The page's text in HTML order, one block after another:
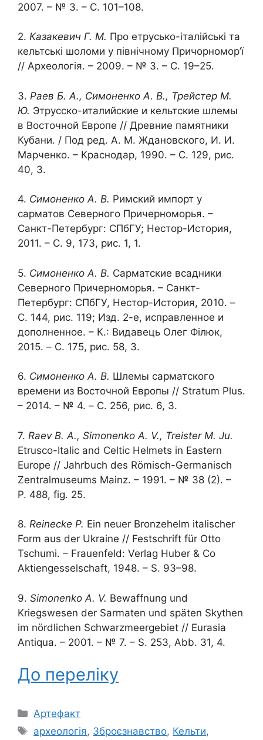
2007. – № 3. – С. 101–108.
2. Казакевич Г. М. Про етрусько-італійські та
кельтські шоломи у північному Причорномор’ї
// Археологія. – 2009. – № 3. – С. 19–25.
3. Раев Б. А., Симоненко А. В., Трейстер М.
Ю. Этрусско-италийские и кельтские шлемы
в Восточной Европе // Древние памятники
Кубани. / Под ред. А. М. Ждановского, И. И.
Марченко. – Краснодар, 1990. – С. 129, рис.
40, 3.
4. Симоненко А. В. Римский импорт у
сарматов Северного Причерноморья. –
Санкт-Петербург: СПбГУ; Нестор-История,
2011. – С. 9, 173, рис. 1, 1.
5. Симоненко А. В. Сарматские всадники
Северного Причерноморья. – Санкт-
Петербург: СПбГУ, Нестор-История, 2010. –
C. 144, рис. 119; Изд. 2-е, исправленное и
дополненное. – К.: Видавець Олег Філюк,
2015. – C. 175, рис. 58, 3.
6. Симоненко А. В. Шлемы сарматского
времени из Восточной Европы // Stratum Plus.
– 2014. – № 4. – С. 256, рис. 6, 3.
7. Raev B. A., Simonenko A. V., Treister M. Ju.
Etrusco-Italic and Celtic Helmets in Eastern
Europe // Jahrbuch des Römisch-Germanisch
Zentralmuseums Mainz. – 1991. – № 38 (2). –
P. 488, fig. 25.
8. Reinecke P. Ein neuer Bronzehelm italischer
Form aus der Ukraine // Festschrift für Otto
Tschumi. – Frauenfeld: Verlag Huber & Co
Aktiengesselschaft, 1948. – S. 93–98.
9. Simonenko A. V. Bewaffnung und
Kriegswesen der Sarmaten und späten Skythen
im nördlichen Schwarzmeergebiet // Eurasia
Antiqua. – 2001. – № 7. – S. 253, Abb. 31, 4.
До переліку
Категорії
Артефакт
Позначки
археологія, Зброєзнавство, Кельти,